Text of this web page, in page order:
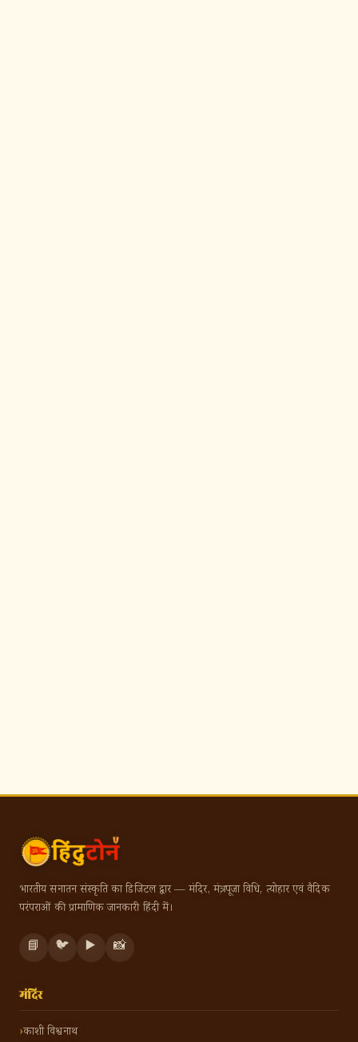
भारतीय सनातन संस्कृति का डिजिटल द्वार — मंदिर, मंत्र, पूजा विधि, त्योहार एवं वैदिक
परंपराओं की प्रामाणिक जानकारी हिंदी में।
📘 🐦 ▶️ 📸
मंदिर
काशी विश्वनाथ